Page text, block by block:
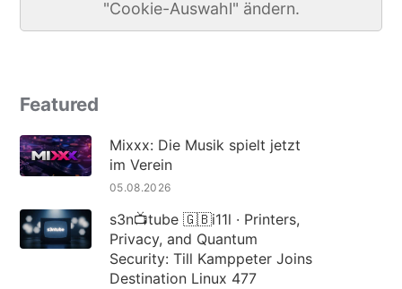
"Cookie-Auswahl" ändern.
Featured
Mixxx: Die Musik spielt jetzt
im Verein
05.08.2026
s3n📺tube 🇬🇧i11l · Printers,
Privacy, and Quantum
Security: Till Kamppeter Joins
Destination Linux 477